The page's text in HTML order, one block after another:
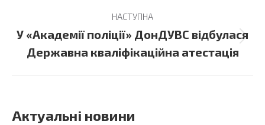
НАСТУПНА
Next
post:
У «Академії поліції» ДонДУВС відбулася
Державна кваліфікаційна атестація
Актуальні новини